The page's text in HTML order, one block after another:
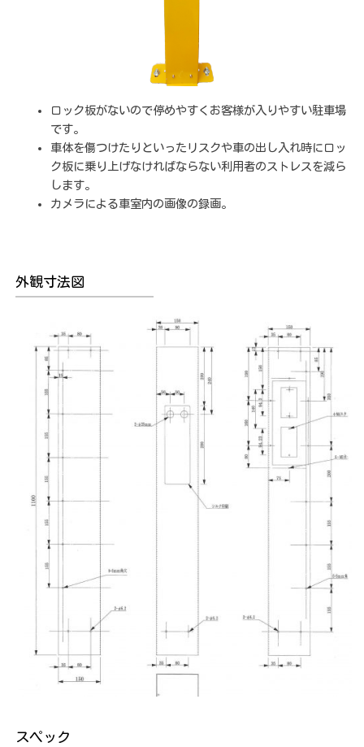
ロック板がないので停めやすくお客様が入りやすい駐車場
です。
車体を傷つけたりといったリスクや車の出し入れ時にロッ
ク板に乗り上げなければならない利用者のストレスを減ら
します。
カメラによる車室内の画像の録画。
外観寸法図
スペック